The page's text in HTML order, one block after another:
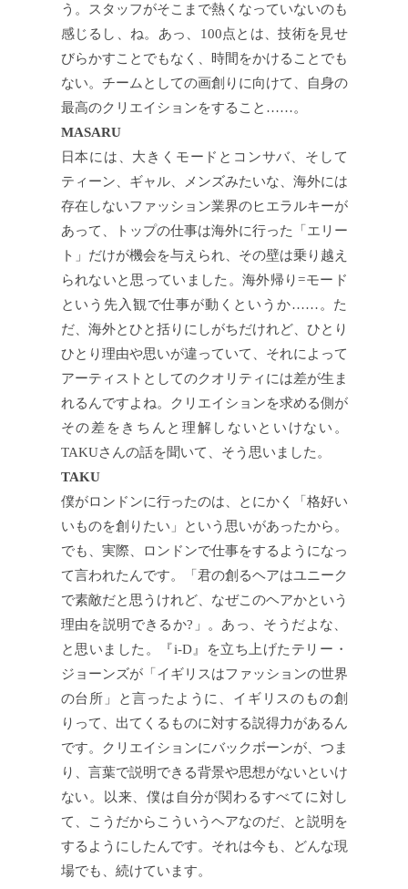
う。スタッフがそこまで熱くなっていないのも
感じるし、ね。あっ、100点とは、技術を見せ
びらかすことでもなく、時間をかけることでも
ない。チームとしての画創りに向けて、自身の
最高のクリエイションをすること……。
MASARU
日本には、大きくモードとコンサバ、そして
ティーン、ギャル、メンズみたいな、海外には
存在しないファッション業界のヒエラルキーが
あって、トップの仕事は海外に行った「エリー
ト」だけが機会を与えられ、その壁は乗り越え
られないと思っていました。海外帰り=モード
という先入観で仕事が動くというか……。た
だ、海外とひと括りにしがちだけれど、ひとり
ひとり理由や思いが違っていて、それによって
アーティストとしてのクオリティには差が生ま
れるんですよね。クリエイションを求める側が
その差をきちんと理解しないといけない。
TAKUさんの話を聞いて、そう思いました。
TAKU
僕がロンドンに行ったのは、とにかく「格好い
いものを創りたい」という思いがあったから。
でも、実際、ロンドンで仕事をするようになっ
て言われたんです。「君の創るヘアはユニーク
で素敵だと思うけれど、なぜこのヘアかという
理由を説明できるか?」。あっ、そうだよな、
と思いました。『i-D』を立ち上げたテリー・
ジョーンズが「イギリスはファッションの世界
の台所」と言ったように、イギリスのもの創
りって、出てくるものに対する説得力があるん
です。クリエイションにバックボーンが、つま
り、言葉で説明できる背景や思想がないといけ
ない。以来、僕は自分が関わるすべてに対し
て、こうだからこういうヘアなのだ、と説明を
するようにしたんです。それは今も、どんな現
場でも、続けています。